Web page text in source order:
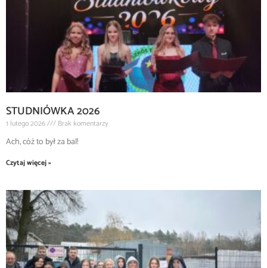
STUDNIÓWKA 2026
1 lutego 2026 Brak komentarzy
Ach, cóż to był za bal!
Czytaj więcej »